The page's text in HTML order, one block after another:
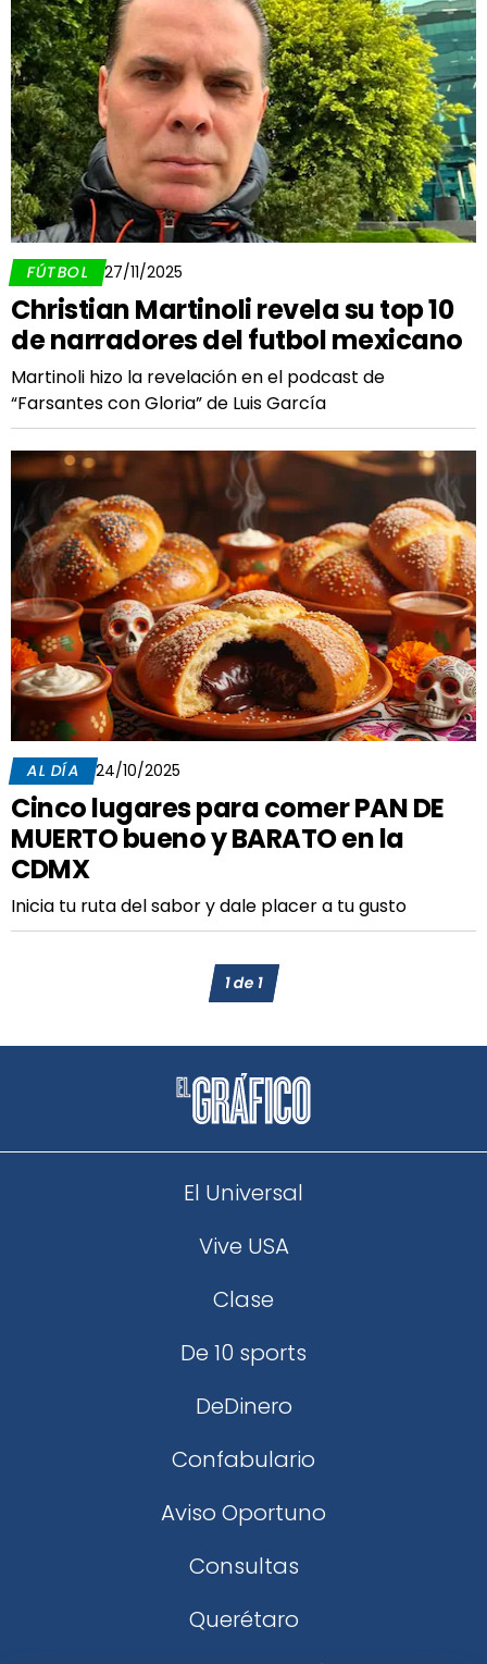
FÚTBOL 27/11/2025
Christian Martinoli revela su top 10
de narradores del futbol mexicano
Martinoli hizo la revelación en el podcast de
“Farsantes con Gloria” de Luis García
AL DÍA 24/10/2025
Cinco lugares para comer PAN DE
MUERTO bueno y BARATO en la
CDMX
Inicia tu ruta del sabor y dale placer a tu gusto
1de1
El Universal
Vive USA
Clase
De 10 sports
DeDinero
Confabulario
Aviso Oportuno
Consultas
Querétaro